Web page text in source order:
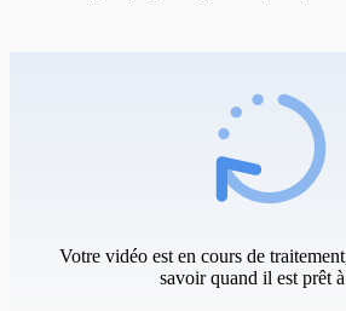
Votre vidéo est en cours de
savoir quand il est prêt